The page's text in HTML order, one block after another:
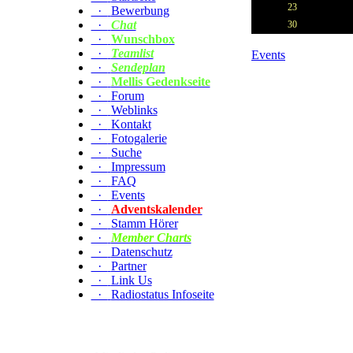
·
Bewerbung
·
Chat
·
Wunschbox
·
Teamlist
·
Sendeplan
·
Mellis Gedenkseite
·
Forum
·
Weblinks
·
Kontakt
·
Fotogalerie
·
Suche
·
Impressum
·
FAQ
·
Events
·
Adventskalender
·
Stamm Hörer
·
Member Charts
·
Datenschutz
·
Partner
·
Link Us
·
Radiostatus Infoseite
23
30
Events